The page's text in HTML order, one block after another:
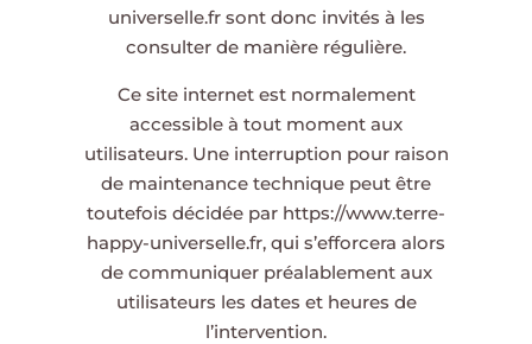
universelle.frsont donc invités à les
consulter de manière régulière.
Ce site internet est normalement
accessible à tout moment aux
utilisateurs. Une interruption pour raison
de maintenance technique peut être
toutefois décidée par https://www.terre-
happy-universelle.fr, qui s’efforcera alors
de communiquer préalablement aux
utilisateurs les dates et heures de
l’intervention.